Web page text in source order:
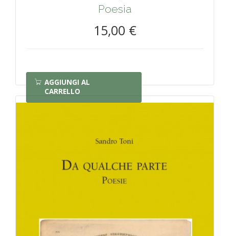
Poesia
15,00 €
AGGIUNGI AL
CARRELLO